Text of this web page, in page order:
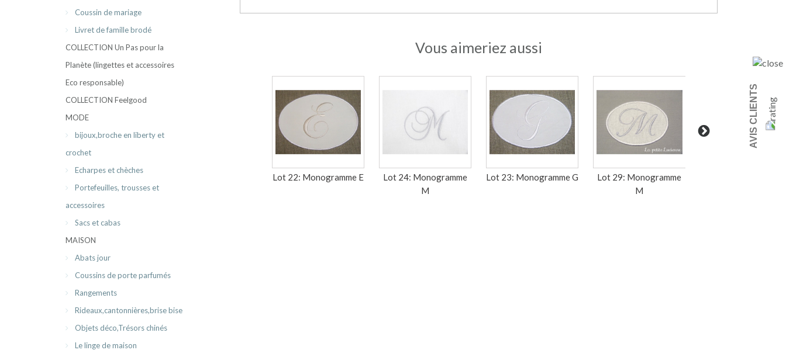
Coussin de mariage
Livret de famille brodé
COLLECTION Un Pas pour la
Planète (lingettes et accessoires
Eco responsable)
COLLECTION Feelgood
MODE
bijoux,broche en liberty et
crochet
Echarpes et chèches
Portefeuilles, trousses et
accessoires
Sacs et cabas
MAISON
Abats jour
Coussins de porte parfumés
Rangements
Rideaux,cantonnières,brise bise
Objets déco,Trésors chinés
Le linge de maison
Vous aimeriez aussi
Lot 22: Monogramme E
Lot 24: Monogramme
M
Lot 23: Monogramme G
Lot 29: Monogramme
M
AVIS CLIENTS